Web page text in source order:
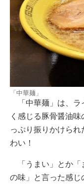
「中華麺」
「中華麺」は、ラ
く感じる豚骨醤油
っぷり振りかけら
わい！
「うまい」とか「
の味」と言った感じ